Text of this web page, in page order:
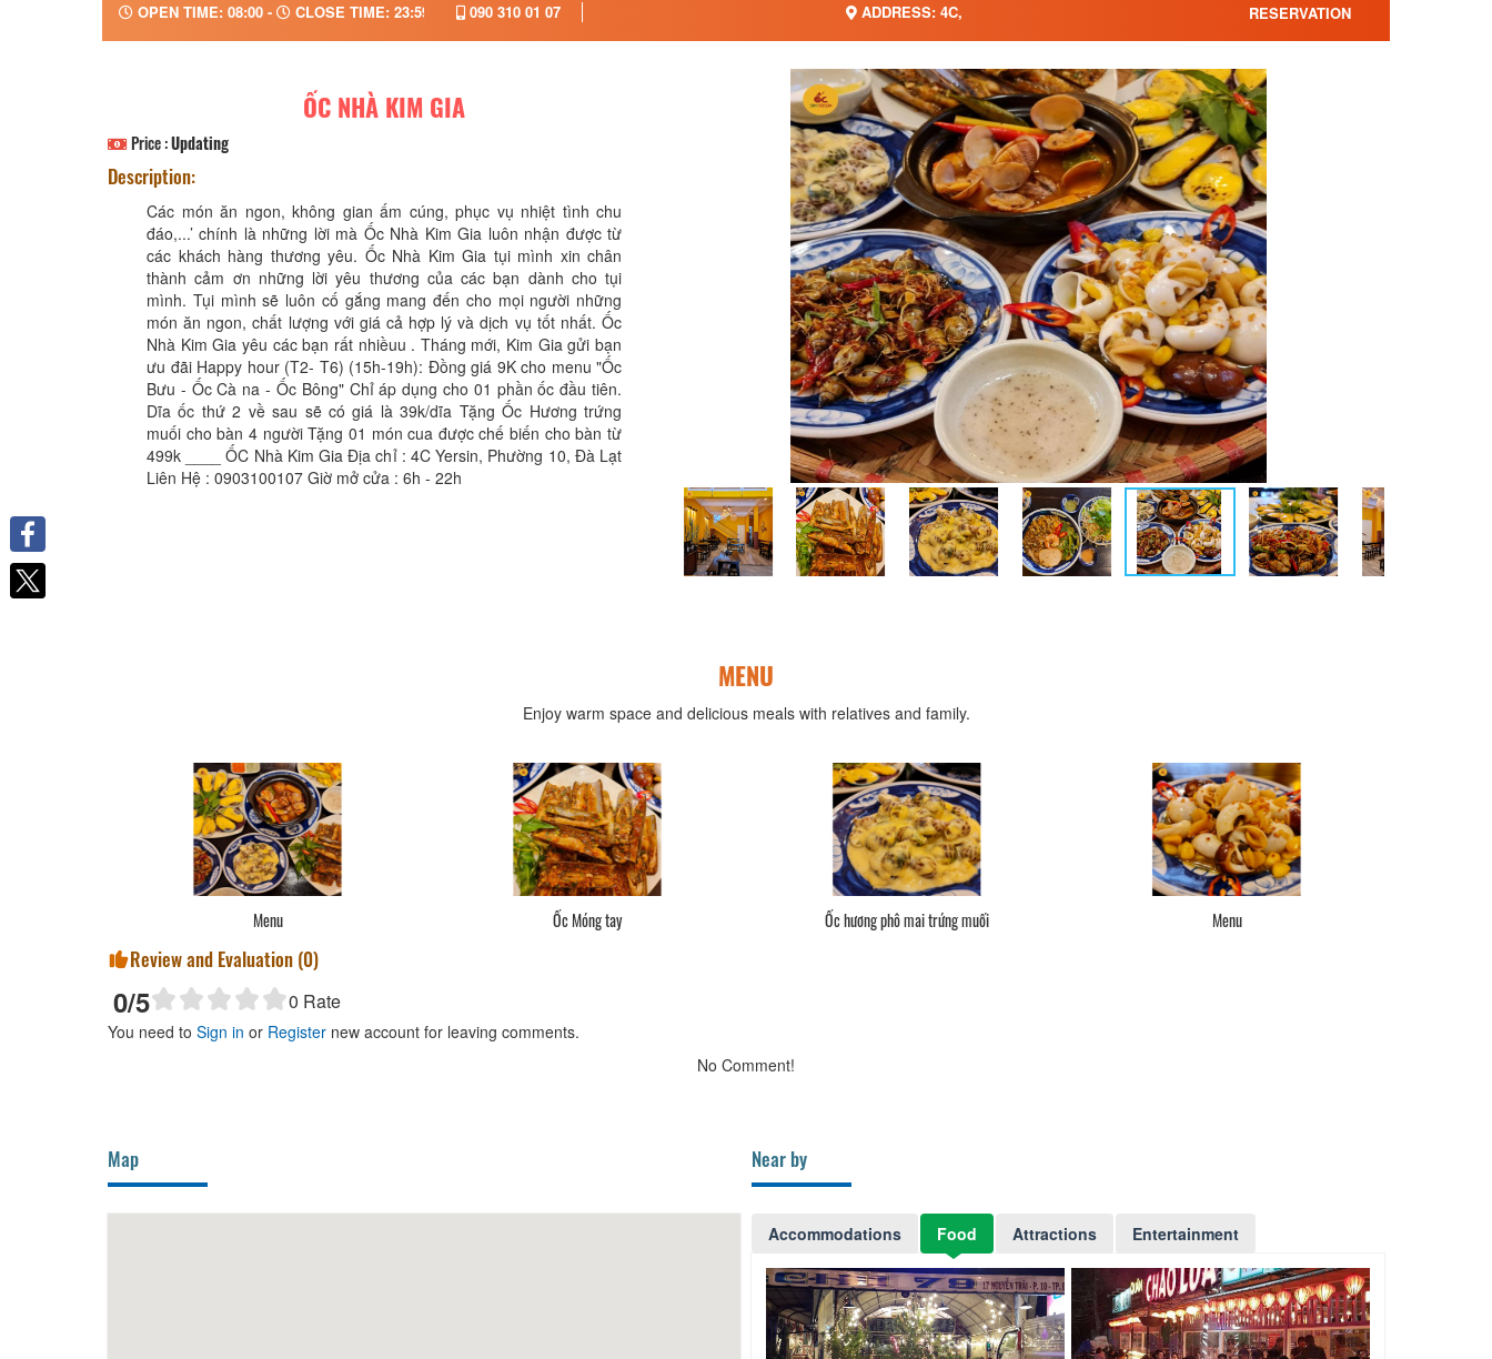
OPEN TIME: 08:00 - CLOSE TIME: 23:59 090 310 01 07 ADDRESS: 4C, RESERVATION
ỐC NHÀ KIM GIA
Price :Updating
Description:
Các món ăn ngon, không gian ấm cúng, phục vụ nhiệt tình chu
đáo,...’ chính là những lời mà Ốc Nhà Kim Gia luôn nhận được từ
các khách hàng thương yêu. Ốc Nhà Kim Gia tụi mình xin chân
thành cảm ơn những lời yêu thương của các bạn dành cho tụi
mình. Tụi mình sẽ luôn cố gắng mang đến cho mọi người những
món ăn ngon, chất lượng với giá cả hợp lý và dịch vụ tốt nhất. Ốc
Nhà Kim Gia yêu các bạn rất nhiềuu . Tháng mới, Kim Gia gửi bạn
ưu đãi Happy hour (T2- T6) (15h-19h): Đồng giá 9K cho menu "Ốc
Bưu - Ốc Cà na - Ốc Bông" Chỉ áp dụng cho 01 phần ốc đầu tiên.
Dĩa ốc thứ 2 về sau sẽ có giá là 39k/dĩa Tặng Ốc Hương trứng
muối cho bàn 4 người Tặng 01 món cua được chế biến cho bàn từ
499k ____ ỐC Nhà Kim Gia Địa chỉ : 4C Yersin, Phường 10, Đà Lạt
Liên Hệ : 0903100107 Giờ mở cửa : 6h - 22h
MENU
Enjoy warm space and delicious meals with relatives and family.
Menu Ốc Móng tay Ốc hương phô mai trứng muối Menu
Review and Evaluation (0)
0/5 0 Rate
You need to Sign in or Register new account for leaving comments.
No Comment!
Map Near by
Accommodations Food Attractions Entertainment
Facebook